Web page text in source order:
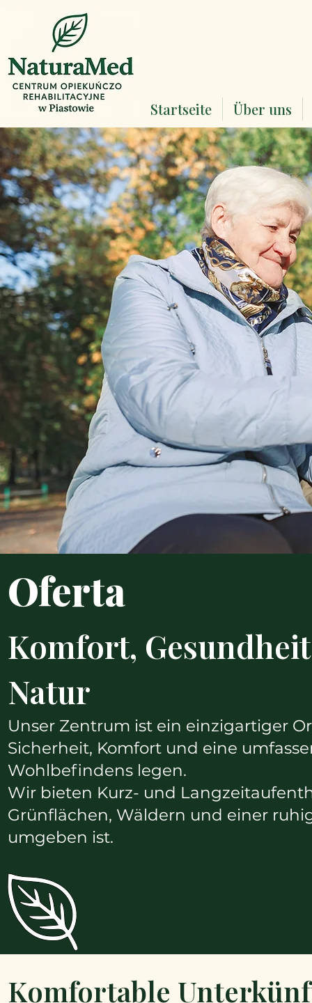
Startseite Über uns
Oferta
Komfort,
Natur
Unser Zentrum ist ein einzigartiger
Sicherheit, Komfort und eine
Wohlbefindens legen.
Wir bieten Kurz- und
Grünflächen, Wäldern und einer
umgeben ist.
Komfortable